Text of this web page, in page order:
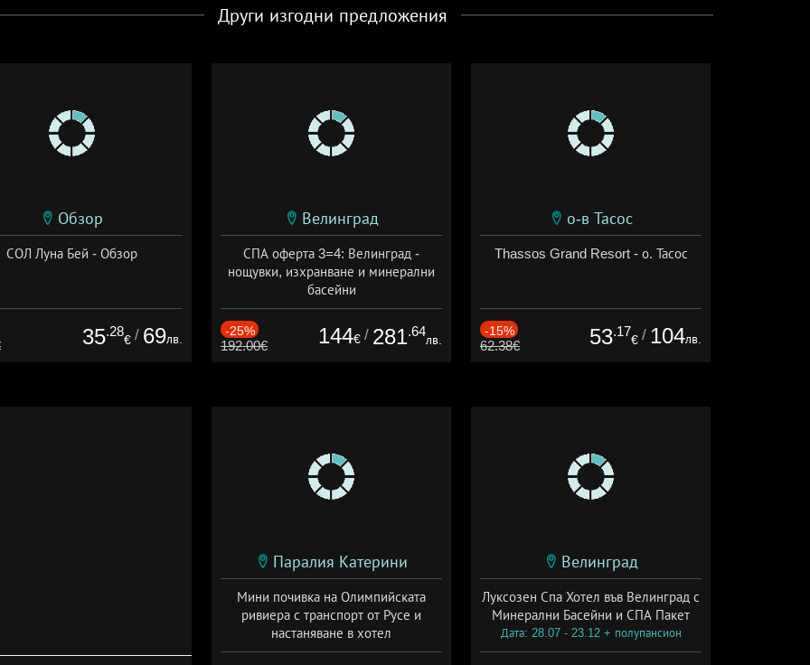
Други изгодни предложения
Обзор
СОЛ Луна Бей - Обзор
35.28
€ / 69лв.
Велинград
СПА оферта 3=4: Велинград -
нощувки, изхранване и минерални
басейни
Дата: 01.07 - 30.09 + полупансион
-25%
192.00€ 144€ / 281.64
лв.
о-в Тасос
Thassos Grand Resort - о. Тасос
-15%
62.38€ 53.17
€ / 104лв.
Паралия Катерини
Мини почивка на Олимпийската
ривиера с транспорт от Русе и
настаняване в хотел
Дата: 18.09 - 23.09 + закуска
Велинград
Луксозен Спа Хотел във Велинград с
Минерални Басейни и СПА Пакет
Дата: 28.07 - 23.12 + полупансион